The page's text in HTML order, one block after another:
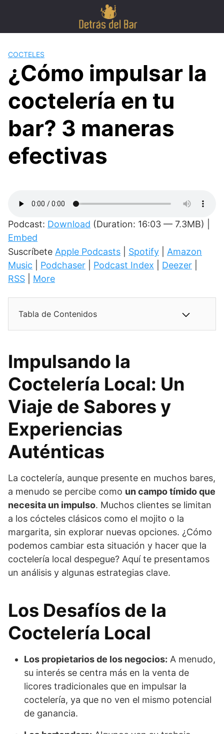
COCTELES
¿Cómo impulsar la
coctelería en tu
bar? 3 maneras
efectivas
Podcast: Download (Duration: 16:03 — 7.3MB) |
Embed
Suscríbete Apple Podcasts Spotify
Amazon
Music
Podchaser Podcast Index Deezer
RSS
More
Tabla de Contenidos
Impulsando la
Coctelería Local: Un
Viaje de Sabores y
Experiencias
Auténticas
La coctelería, aunque presente en muchos bares,
a menudo se percibe como un campo tímido que
necesita un impulso. Muchos clientes se limitan
a los cócteles clásicos como el mojito o la
margarita, sin explorar nuevas opciones. ¿Cómo
podemos cambiar esta situación y hacer que la
coctelería local despegue? Aquí te presentamos
un análisis y algunas estrategias clave.
Los Desafíos de la
Coctelería Local
Los propietarios de los negocios: A menudo,
su interés se centra más en la venta de
licores tradicionales que en impulsar la
coctelería, ya que no ven el mismo potencial
de ganancia.